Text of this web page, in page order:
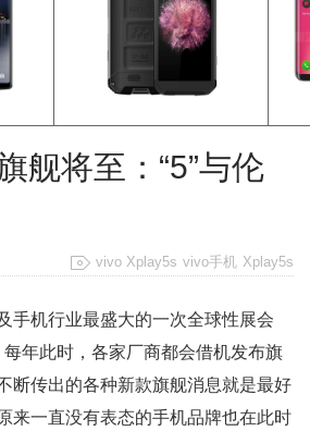
舰将至：“5”与伦
vivo Xplay5s vivo手机 Xplay5s
手机行业最盛大的一次全球性展会
年此时，各家厂商都会借机发布旗
断传出的各种新款旗舰消息就是最好
来一直没有表态的手机品牌也在此时